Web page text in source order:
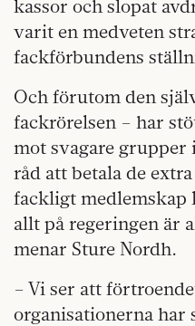
kassor och slopat
varit en medveten
fackförbundens
Och förutom den
fackrörelsen – har
mot svagare grupper
råd att betala de
fackligt medlemskap
allt på regeringen är
menar Sture Nordh.
– Vi ser att
organisationerna